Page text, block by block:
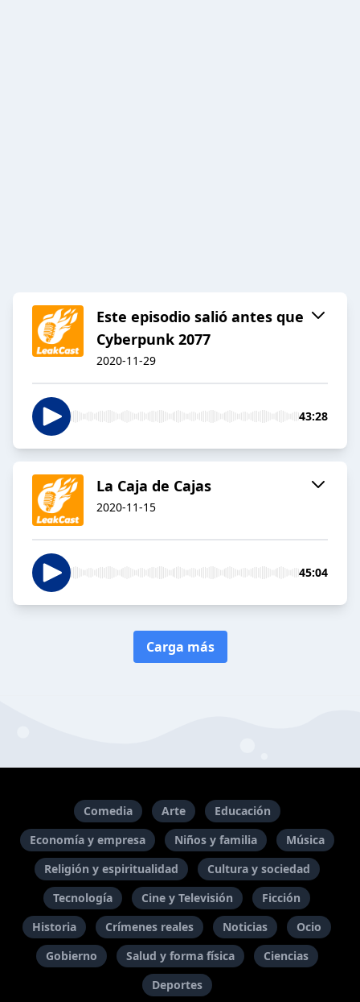
Este episodio salió antes que
Cyberpunk 2077
2020-11-29
43:28
La Caja de Cajas
2020-11-15
45:04
Carga más
Comedia Arte
Educación
Economía y empresa
Niños y familia
Música
Religión y espiritualidad
Cultura y sociedad
Tecnología
Cine y Televisión
Ficción
Historia
Crímenes reales Noticias
Ocio
Gobierno
Salud y forma física
Ciencias
Deportes